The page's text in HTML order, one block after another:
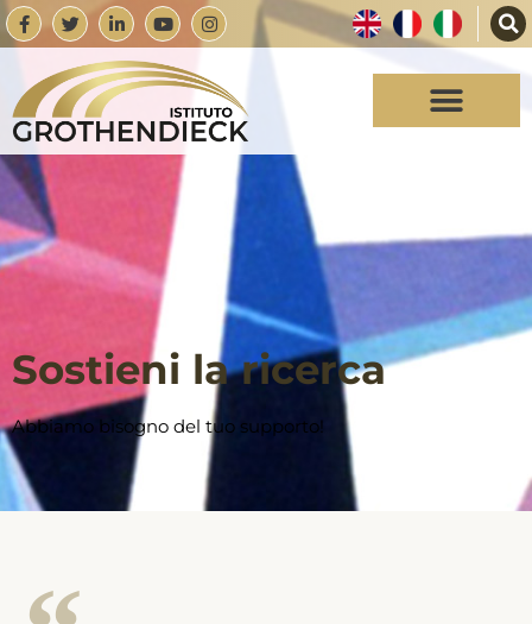
Sostieni la ricerca
Abbiamo bisogno del tuo supporto!